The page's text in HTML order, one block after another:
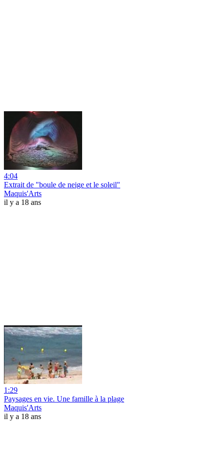
4:04
Extrait de "boule de neige et le soleil"
Maquis'Arts
il y a 18 ans
1:29
Paysages en vie. Une famille à la plage
Maquis'Arts
il y a 18 ans